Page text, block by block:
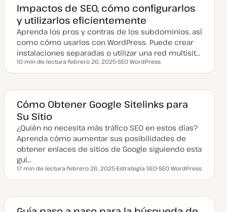
t
u
a
l
i
a
d
a
Impactos de SEO, cómo configurarlos
y utilizarlos eficientemente
Aprenda los pros y contras de los subdominios, así
como cómo usarlos con WordPress. Puede crear
instalaciones separadas o utilizar una red multisit…
Tiempo de lectura
10 min de lectura
e
h
a
c
a
i
z
a
a
febrero 26, 2025
e
a
SEO WordPress
Cómo Obtener Google Sitelinks para
Su Sitio
¿Quién no necesita más tráfico SEO en estos días?
Aprenda cómo aumentar sus posibilidades de
obtener enlaces de sitios de Google siguiendo esta
guí…
Tiempo de lectura
17 min de lectura
e
h
a
febrero 26, 2025
e
a
Estrategia SEO
e
a
SEO WordPress